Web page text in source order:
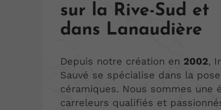
sur la Rive-Sud et
dans Lanaudière
Depuis notre création en 2002,
Sauvé se spécialise dans la
céramiques. Nous sommes une
carreleurs qualifiés et